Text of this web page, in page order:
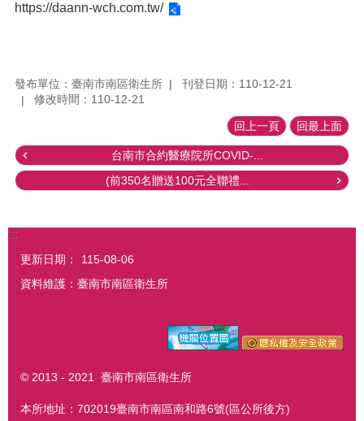
https://daann-wch.com.tw/
發布單位：臺南市南區衛生所
刊登日期：110-12-21
修改時間：110-12-21
回上一頁 回最上面
台南市合約醫療院所COVID-...
(前350名贈送100元全聯禮...
:::
更新日期：
115-08-06
資料維護：臺南市南區衛生所
© 2013 - 2021 臺南市南區衛生所
本所地址：702019臺南市南區南和路6號(區公所後方)